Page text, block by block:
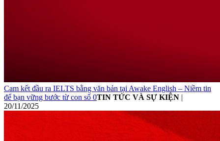
Cam kết đầu ra IELTS bằng văn bản tại Awake English – Niềm tin
để bạn vững bước từ con số 0TIN TỨC VÀ SỰ KIỆN |
20/11/2025